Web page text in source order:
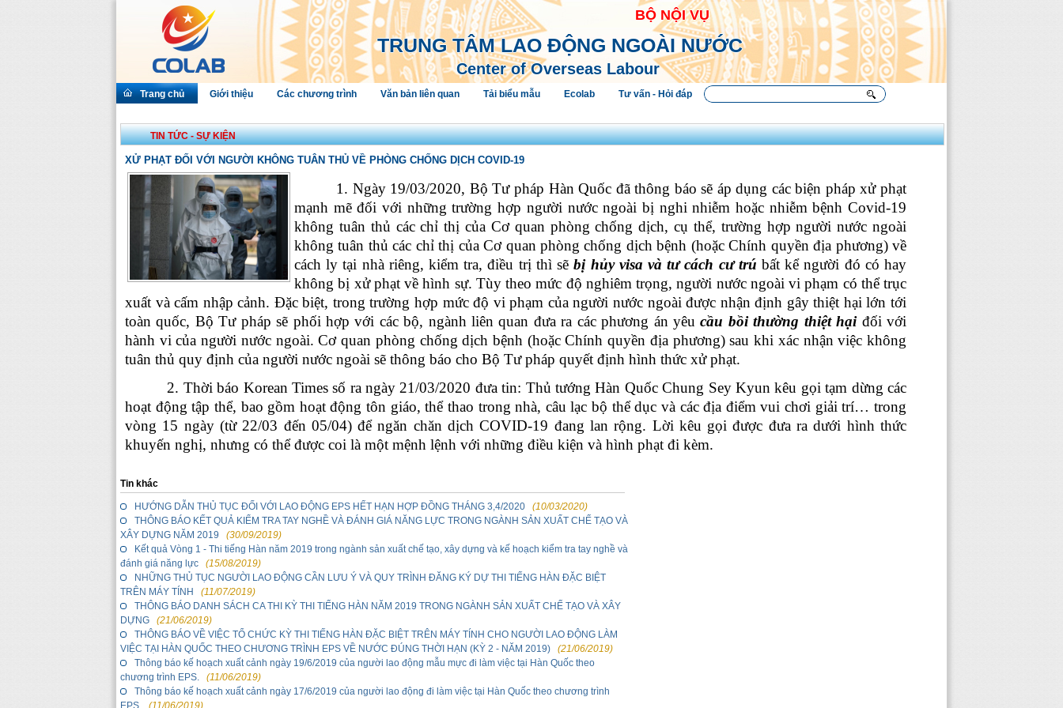
BỘ NỘI VỤ
TRUNG TÂM LAO ĐỘNG NGOÀI NƯỚC
Center of Overseas Labour
Trang chủ Giới thiệu Các chương trình Văn bản liên quan Tải biểu mẫu Ecolab Tư vấn - Hỏi đáp
TIN TỨC - SỰ KIỆN
XỬ PHẠT ĐỐI VỚI NGƯỜI KHÔNG TUÂN THỦ VỀ PHÒNG CHỐNG DỊCH COVID-19
1. Ngày 19/03/2020, Bộ Tư pháp Hàn Quốc đã thông báo sẽ áp dụng các biện pháp xử phạt
mạnh mẽ đối với những trường hợp người nước ngoài bị nghi nhiễm hoặc nhiễm bệnh Covid-19
không tuân thủ các chỉ thị của Cơ quan phòng chống dịch, cụ thể, trường hợp người nước ngoài
không tuân thủ các chỉ thị của Cơ quan phòng chống dịch bệnh (hoặc Chính quyền địa phương) về
cách ly tại nhà riêng, kiểm tra, điều trị thì sẽbị hủy visa và tư cách cư trú bất kể người đó có hay
không bị xử phạt về hình sự. Tùy theo mức độ nghiêm trọng, người nước ngoài vi phạm có thể trục
xuất và cấm nhập cảnh. Đặc biệt, trong trường hợp mức độ vi phạm của người nước ngoài được nhận định gây thiệt hại lớn tới
toàn quốc, Bộ Tư pháp sẽ phối hợp với các bộ, ngành liên quan đưa ra các phương án yêucầu bồi thường thiệt hạiđối với
hành vi của người nước ngoài. Cơ quan phòng chống dịch bệnh (hoặc Chính quyền địa phương) sau khi xác nhận việc không
tuân thủ quy định của người nước ngoài sẽ thông báo cho Bộ Tư pháp quyết định hình thức xử phạt.
2. Thời báo Korean Times số ra ngày 21/03/2020 đưa tin: Thủ tướng Hàn Quốc Chung Sey Kyun kêu gọi tạm dừng các
hoạt động tập thể, bao gồm hoạt động tôn giáo, thể thao trong nhà, câu lạc bộ thể dục và các địa điểm vui chơi giải trí… trong
vòng 15 ngày (từ 22/03 đến 05/04) để ngăn chăn dịch COVID-19 đang lan rộng. Lời kêu gọi được đưa ra dưới hình thức
khuyến nghị, nhưng có thể được coi là một mệnh lệnh với những điều kiện và hình phạt đi kèm.
Tin khác
HƯỚNG DẪN THỦ TỤC ĐỐI VỚI LAO ĐỘNG EPS HẾT HẠN HỢP ĐỒNG THÁNG 3,4/2020
(10/03/2020)
THÔNG BÁO KẾT QUẢ KIỂM TRA TAY NGHỀ VÀ ĐÁNH GIÁ NĂNG LỰC TRONG NGÀNH SẢN XUẤT CHẾ TẠO VÀ
XÂY DỰNG NĂM 2019
(30/09/2019)
Kết quả Vòng 1 - Thi tiếng Hàn năm 2019 trong ngành sản xuất chế tạo, xây dựng và kế hoạch kiểm tra tay nghề và
đánh giá năng lực
(15/08/2019)
NHỮNG THỦ TỤC NGƯỜI LAO ĐỘNG CẦN LƯU Ý VÀ QUY TRÌNH ĐĂNG KÝ DỰ THI TIẾNG HÀN ĐẶC BIỆT
TRÊN MÁY TÍNH
(11/07/2019)
THÔNG BÁO DANH SÁCH CA THI KỲ THI TIẾNG HÀN NĂM 2019 TRONG NGÀNH SẢN XUẤT CHẾ TẠO VÀ XÂY
DỰNG
(21/06/2019)
THÔNG BÁO VỀ VIỆC TỔ CHỨC KỲ THI TIẾNG HÀN ĐẶC BIỆT TRÊN MÁY TÍNH CHO NGƯỜI LAO ĐỘNG LÀM
VIỆC TẠI HÀN QUỐC THEO CHƯƠNG TRÌNH EPS VỀ NƯỚC ĐÚNG THỜI HẠN (KỲ 2 - NĂM 2019)
(21/06/2019)
Thông báo kế hoạch xuất cảnh ngày 19/6/2019 của người lao động mẫu mực đi làm việc tại Hàn Quốc theo
chương trình EPS.
(11/06/2019)
Thông báo kế hoạch xuất cảnh ngày 17/6/2019 của người lao động đi làm việc tại Hàn Quốc theo chương trình
EPS.
(11/06/2019)